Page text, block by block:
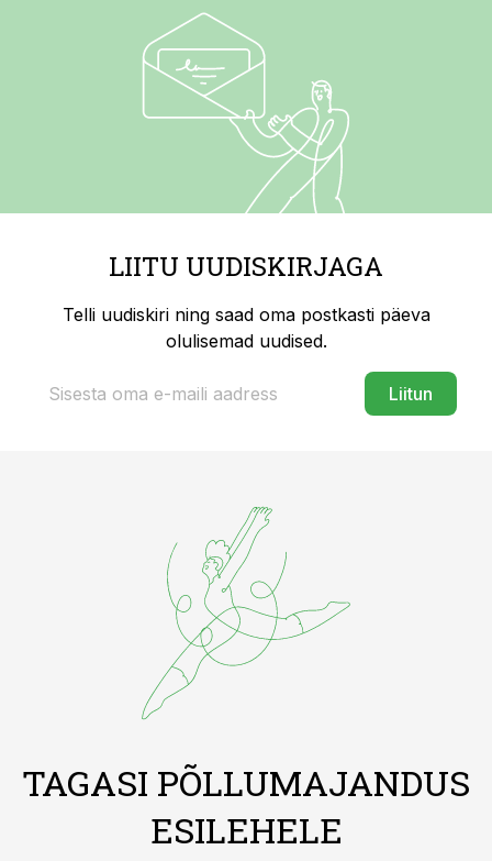
LIITU UUDISKIRJAGA
Telli uudiskiri ning saad oma postkasti päeva
olulisemad uudised.
Liitun
TAGASI PÕLLUMAJANDUS
ESILEHELE